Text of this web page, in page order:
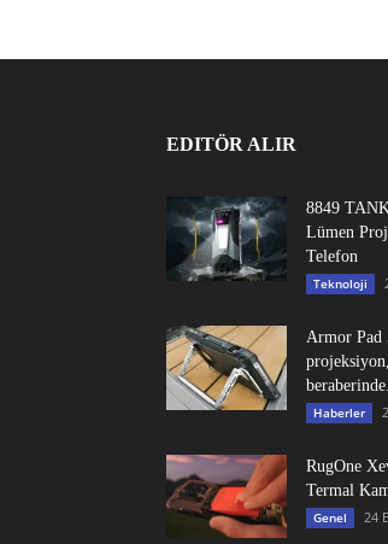
EDITÖR ALIR
8849
Lümen
Telefon
Teknoloji
Armor
Haberler
RugOne
Termal
Genel 24